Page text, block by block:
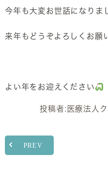
今年も大変お世話になりま
来年もどうぞよろしくお願
よい年をお迎えください
投稿者: 医療法人
PREV